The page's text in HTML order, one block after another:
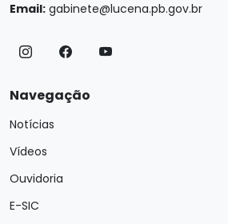
Email: gabinete@lucena.pb.gov.br
Navegação
Notícias
Vídeos
Ouvidoria
E-SIC